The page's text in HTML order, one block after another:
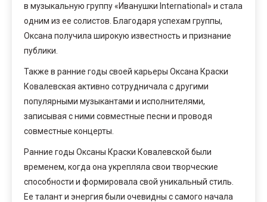
в музыкальную группу «Иванушки International» и стала
одним из ее солистов. Благодаря успехам группы,
Оксана получила широкую известность и признание
публики.
Также в ранние годы своей карьеры Оксана Краски
Ковалевская активно сотрудничала с другими
популярными музыкантами и исполнителями,
записывая с ними совместные песни и проводя
совместные концерты.
Ранние годы Оксаны Краски Ковалевской были
временем, когда она укрепляла свои творческие
способности и формировала свой уникальный стиль.
Ее талант и энергия были очевидны с самого начала